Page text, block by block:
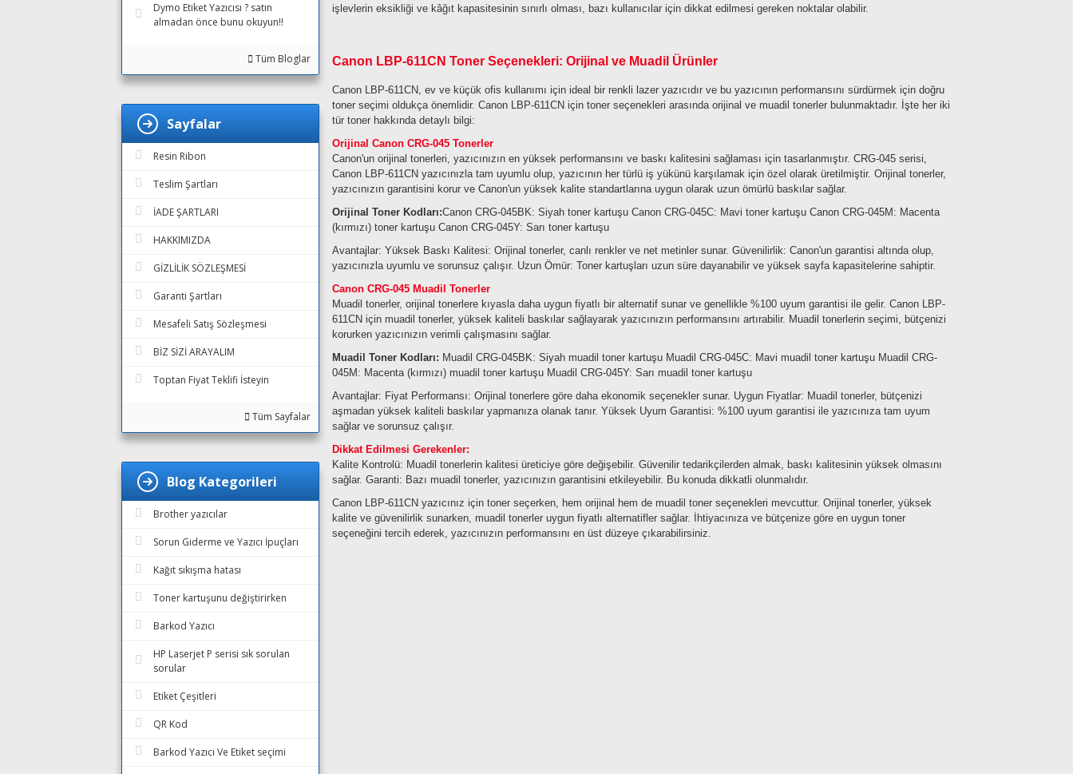
Dymo Etiket Yazıcısı ? satın
almadan önce bunu okuyun!!
Tüm Bloglar
Sayfalar
Resin Ribon
Teslim Şartları
İADE ŞARTLARI
HAKKIMIZDA
GİZLİLİK SÖZLEŞMESİ
Garanti Şartları
Mesafeli Satış Sözleşmesi
BİZ SİZİ ARAYALIM
Toptan Fiyat Teklifi İsteyin
Tüm Sayfalar
Blog Kategorileri
Brother yazıcılar
Sorun Giderme ve Yazıcı İpuçları
Kağıt sıkışma hatası
Toner kartuşunu değiştirirken
Barkod Yazıcı
HP Laserjet P serisi sık sorulan
sorular
Etiket Çeşitleri
QR Kod
Barkod Yazıcı Ve Etiket seçimi
işlevlerin eksikliği ve kâğıt kapasitesinin sınırlı olması, bazı kullanıcılar için dikkat edilmesi gereken noktalar olabilir.
Canon LBP-611CN Toner Seçenekleri: Orijinal ve Muadil Ürünler
Canon LBP-611CN, ev ve küçük ofis kullanımı için ideal bir renkli lazer yazıcıdır ve bu yazıcının performansını sürdürmek için doğru
toner seçimi oldukça önemlidir. Canon LBP-611CN için toner seçenekleri arasında orijinal ve muadil tonerler bulunmaktadır. İşte her iki
tür toner hakkında detaylı bilgi:
Orijinal Canon CRG-045 Tonerler
Canon'un orijinal tonerleri, yazıcınızın en yüksek performansını ve baskı kalitesini sağlaması için tasarlanmıştır. CRG-045 serisi,
Canon LBP-611CN yazıcınızla tam uyumlu olup, yazıcının her türlü iş yükünü karşılamak için özel olarak üretilmiştir. Orijinal tonerler,
yazıcınızın garantisini korur ve Canon'un yüksek kalite standartlarına uygun olarak uzun ömürlü baskılar sağlar.
Orijinal Toner Kodları:Canon CRG-045BK: Siyah toner kartuşu Canon CRG-045C: Mavi toner kartuşu Canon CRG-045M: Macenta
(kırmızı) toner kartuşu Canon CRG-045Y: Sarı toner kartuşu
Avantajlar: Yüksek Baskı Kalitesi: Orijinal tonerler, canlı renkler ve net metinler sunar. Güvenilirlik: Canon'un garantisi altında olup,
yazıcınızla uyumlu ve sorunsuz çalışır. Uzun Ömür: Toner kartuşları uzun süre dayanabilir ve yüksek sayfa kapasitelerine sahiptir.
Canon CRG-045 Muadil Tonerler
Muadil tonerler, orijinal tonerlere kıyasla daha uygun fiyatlı bir alternatif sunar ve genellikle %100 uyum garantisi ile gelir. Canon LBP-
611CN için muadil tonerler, yüksek kaliteli baskılar sağlayarak yazıcınızın performansını artırabilir. Muadil tonerlerin seçimi, bütçenizi
korurken yazıcınızın verimli çalışmasını sağlar.
Muadil Toner Kodları: Muadil CRG-045BK: Siyah muadil toner kartuşu Muadil CRG-045C: Mavi muadil toner kartuşu Muadil CRG-
045M: Macenta (kırmızı) muadil toner kartuşu Muadil CRG-045Y: Sarı muadil toner kartuşu
Avantajlar: Fiyat Performansı: Orijinal tonerlere göre daha ekonomik seçenekler sunar. Uygun Fiyatlar: Muadil tonerler, bütçenizi
aşmadan yüksek kaliteli baskılar yapmanıza olanak tanır. Yüksek Uyum Garantisi: %100 uyum garantisi ile yazıcınıza tam uyum
sağlar ve sorunsuz çalışır.
Dikkat Edilmesi Gerekenler:
Kalite Kontrolü: Muadil tonerlerin kalitesi üreticiye göre değişebilir. Güvenilir tedarikçilerden almak, baskı kalitesinin yüksek olmasını
sağlar. Garanti: Bazı muadil tonerler, yazıcınızın garantisini etkileyebilir. Bu konuda dikkatli olunmalıdır.
Canon LBP-611CN yazıcınız için toner seçerken, hem orijinal hem de muadil toner seçenekleri mevcuttur. Orijinal tonerler, yüksek
kalite ve güvenilirlik sunarken, muadil tonerler uygun fiyatlı alternatifler sağlar. İhtiyacınıza ve bütçenize göre en uygun toner
seçeneğini tercih ederek, yazıcınızın performansını en üst düzeye çıkarabilirsiniz.